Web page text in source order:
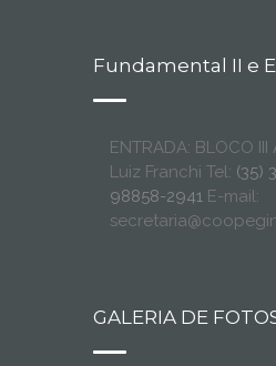
Fundamental II e
ENTRADA: BLOCO
Luiz Franchi Tel: (35)
98858-2941 E-mail:
GALERIA DE